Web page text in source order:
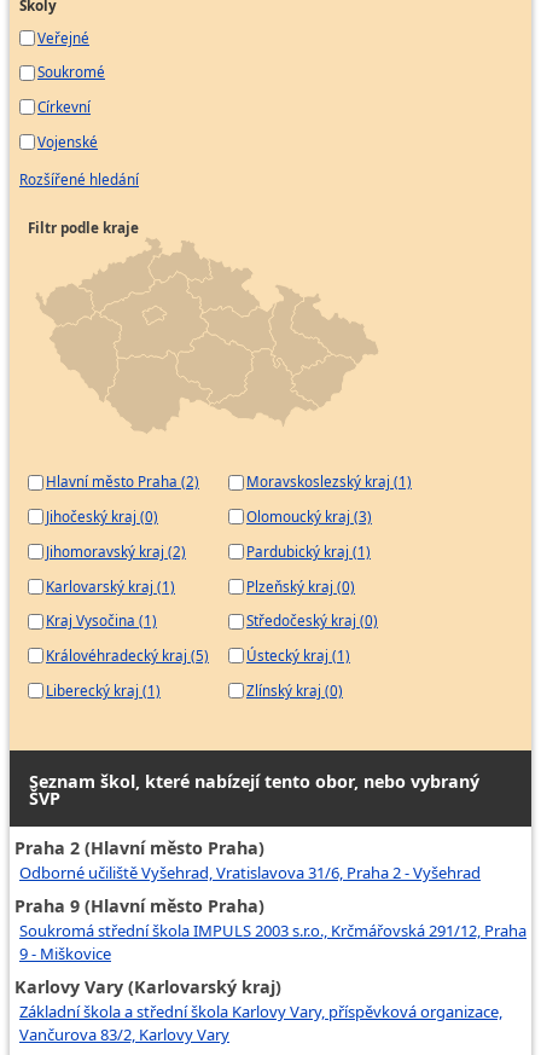
Školy
Veřejné
Soukromé
Církevní
Vojenské
Rozšířené hledání
Filtr podle kraje
Hlavní město Praha (2)
Jihočeský kraj (0)
Jihomoravský kraj (2)
Karlovarský kraj (1)
Kraj Vysočina (1)
Královéhradecký kraj (5)
Liberecký kraj (1)
Moravskoslezský kraj (1)
Olomoucký kraj (3)
Pardubický kraj (1)
Plzeňský kraj (0)
Středočeský kraj (0)
Ústecký kraj (1)
Zlínský kraj (0)
Seznam škol, které nabízejí tento obor, nebo vybraný
ŠVP
Praha 2 (Hlavní město Praha)
Odborné učiliště Vyšehrad, Vratislavova 31/6, Praha 2 - Vyšehrad
Praha 9 (Hlavní město Praha)
Soukromá střední škola IMPULS 2003 s.r.o., Krčmářovská 291/12, Praha
9 - Miškovice
Karlovy Vary (Karlovarský kraj)
Základní škola a střední škola Karlovy Vary, příspěvková organizace,
Vančurova 83/2, Karlovy Vary